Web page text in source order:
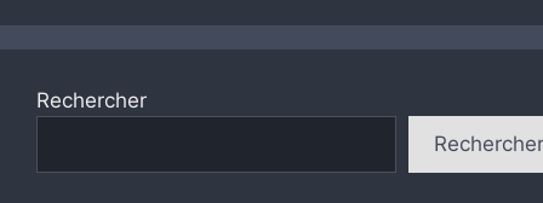
Rechercher
Rechercher